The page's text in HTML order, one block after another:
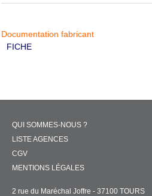
Documentation fabricant
FICHE
QUI SOMMES-NOUS ?
LISTE AGENCES
CGV
MENTIONS LÉGALES
2 rue du Maréchal Joffre - 37100 TOURS